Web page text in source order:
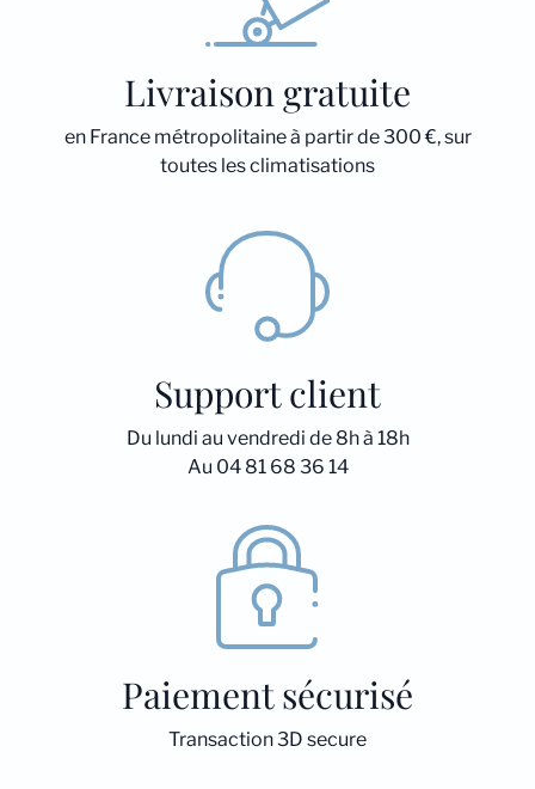
Livraison gratuite
en France métropolitaine à partir de 300 €, sur
toutes les climatisations
Support client
Du lundi au vendredi de 8h à 18h
Au 04 81 68 36 14
Paiement sécurisé
Transaction 3D secure